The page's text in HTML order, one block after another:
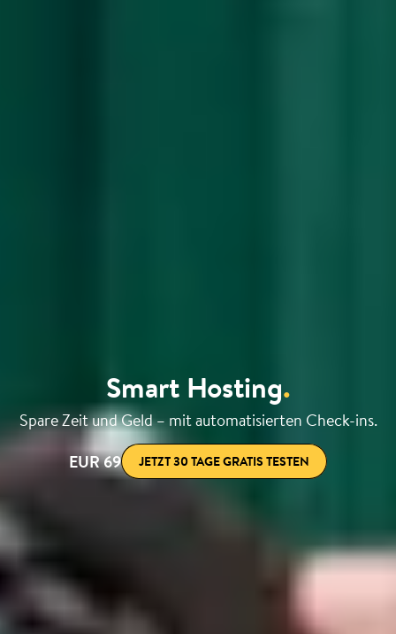
Smart Hosting.
Spare Zeit und Geld – mit automatisierten Check-ins.
EUR 69
JETZT 30 TAGE GRATIS TESTEN